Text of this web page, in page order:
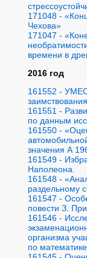
171048 -
Чехова»
171047 -
времени в
2016 год
161552 -
161551 -
по данным
161550 -
значения А
161549 -
Наполеона.
161548 -
раздельному
161547 -
повести З.
161546 -
организма
по